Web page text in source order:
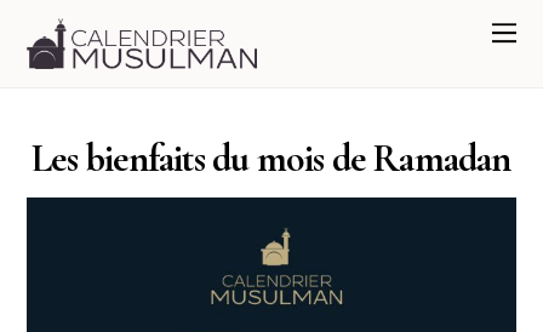
Les bienfaits du mois de Ramadan